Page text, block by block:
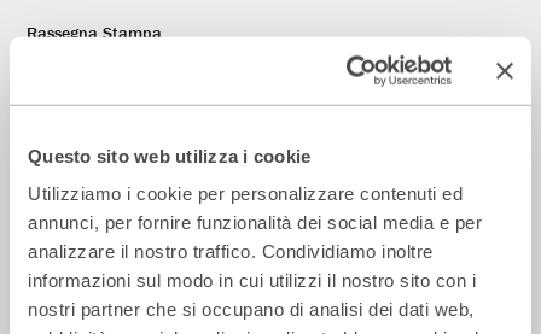
Questo sito web utilizza i cookie
Utilizziamo i cookie per personalizzare contenuti ed
annunci, per fornire funzionalità dei social media e per
analizzare il nostro traffico. Condividiamo inoltre
informazioni sul modo in cui utilizzi il nostro sito con i
nostri partner che si occupano di analisi dei dati web,
Rassegna Stampa